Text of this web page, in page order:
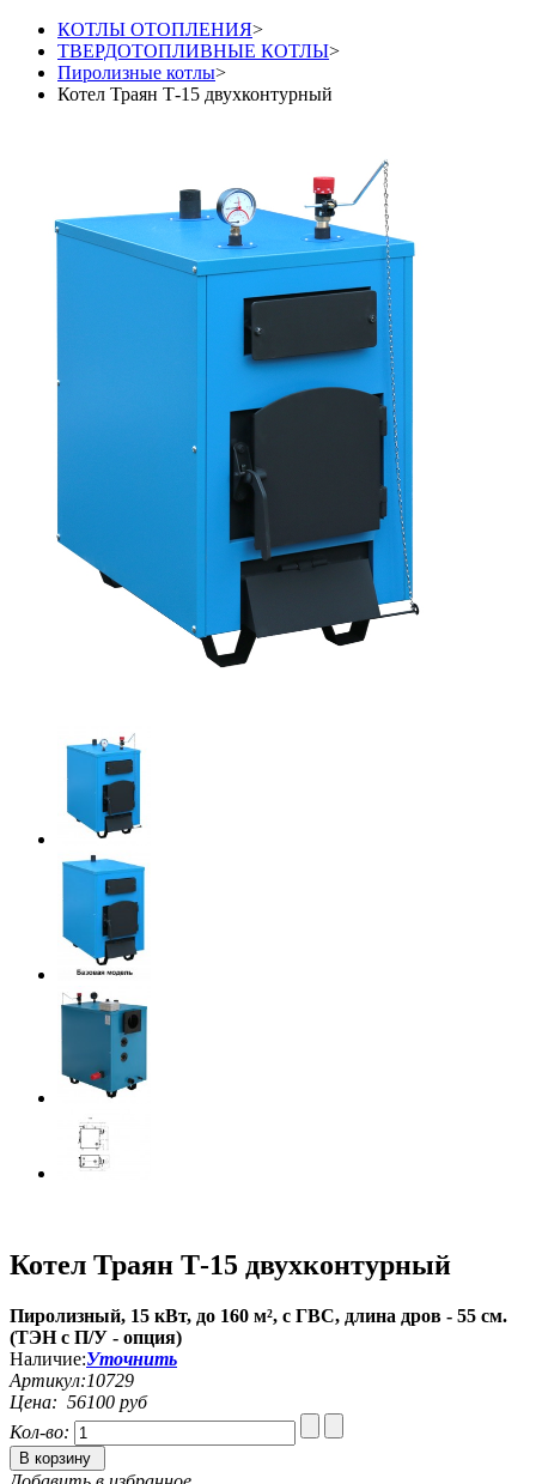
КОТЛЫ ОТОПЛЕНИЯ>
ТВЕРДОТОПЛИВНЫЕ КОТЛЫ>
Пиролизные котлы>
Котел Траян Т-15 двухконтурный
Котел Траян Т-15 двухконтурный
Пиролизный, 15 кВт, до 160 м², с ГВС, длина дров - 55 см.
(ТЭН с П/У - опция)
Наличие:Уточнить
Артикул:10729
Цена: 56100 руб
Кол-во:
В корзину